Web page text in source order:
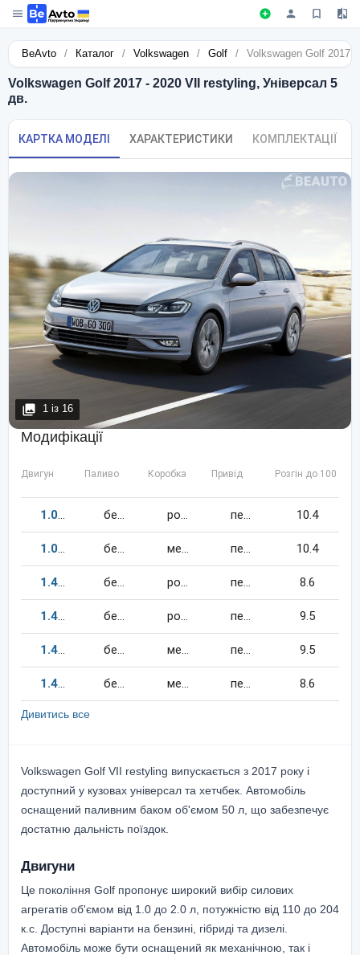
BeAvto / Каталог / Volkswagen / Golf / Volkswagen Golf 2017
Volkswagen Golf 2017 - 2020 VII restyling, Універсал 5
дв.
КАРТКА МОДЕЛІ ХАРАКТЕРИСТИКИ КОМПЛЕКТАЦІЇ
1 із 16
Модифікації
Двигун Паливо Коробка Привід Розгін до 100 км/
1.0110 бензин робот передній 10.4
1.0110 бензин механіка передній 10.4
1.4150 бензин робот передній 8.6
1.4125 бензин робот передній 9.5
1.4125 бензин механіка передній 9.5
1.4150 бензин механіка передній 8.6
Дивитись все
Volkswagen Golf VII restyling випускається з 2017 року і
доступний у кузовах універсал та хетчбек. Автомобіль
оснащений паливним баком об'ємом 50 л, що забезпечує
достатню дальність поїздок.
Двигуни
Це покоління Golf пропонує широкий вибір силових
агрегатів об'ємом від 1.0 до 2.0 л, потужністю від 110 до 204
к.с. Доступні варіанти на бензині, гібриді та дизелі.
Автомобіль може бути оснащений як механічною, так і